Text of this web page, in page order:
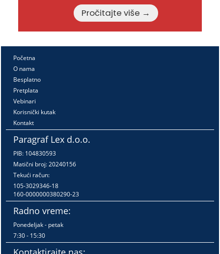
Pročitajte više →
Početna
O nama
Besplatno
Pretplata
Vebinari
Korisnički kutak
Kontakt
Paragraf Lex d.o.o.
PIB: 104830593
Matični broj: 20240156
Tekući račun:
105-3029346-18
160-0000000380290-23
Radno vreme:
Ponedeljak - petak
7:30 - 15:30